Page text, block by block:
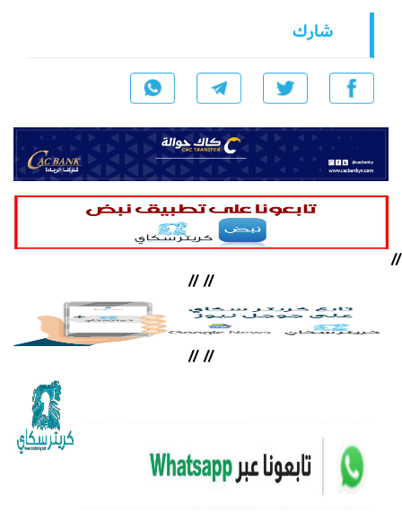
شارك
//
//
//
//
//